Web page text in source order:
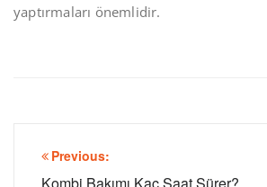
yaptırmaları önemlidir.
Yazı
Previous: